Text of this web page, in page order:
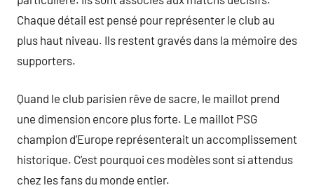
Chaque détail est pensé pour représenter le club au
plus haut niveau. Ils restent gravés dans la mémoire des
supporters.
Quand le club parisien rêve de sacre, le maillot prend
une dimension encore plus forte. Le maillot PSG
champion d’Europe représenterait un accomplissement
historique. C’est pourquoi ces modèles sont si attendus
chez les fans du monde entier.